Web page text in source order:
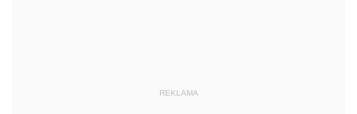
REKLAMA